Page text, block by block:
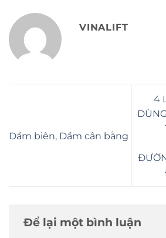
VINALIFT
Dầm biên, Dầm cân bằng
4
Để lại một bình luận